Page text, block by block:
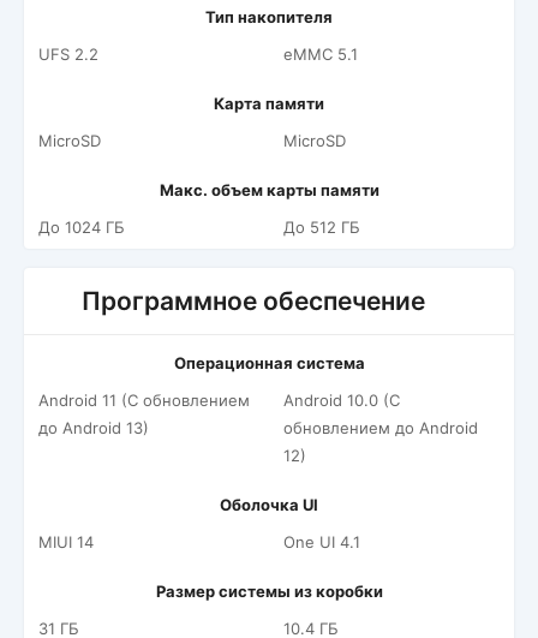
Тип накопителя
UFS 2.2
eMMC 5.1
Карта памяти
MicroSD
MicroSD
Макс. объем карты памяти
До 1024 ГБ
До 512 ГБ
Программное обеспечение
Операционная система
Android 11 (С обновлением
до Android 13)
Android 10.0 (С
обновлением до Android
12)
Оболочка UI
MIUI 14
One UI 4.1
Размер системы из коробки
31 ГБ
10.4 ГБ